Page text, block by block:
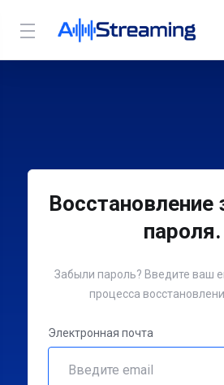
Восстановление
пароля.
Забыли пароль? Введите ваш
процесса
Электронная почта